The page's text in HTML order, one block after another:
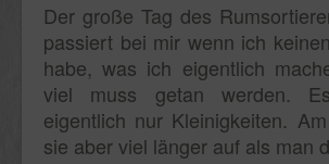
Der große Tag des
passiert bei mir wenn ich
habe, was ich eigentlich
viel muss getan werden.
eigentlich nur Kleinigkeiten.
sie aber viel länger auf als man